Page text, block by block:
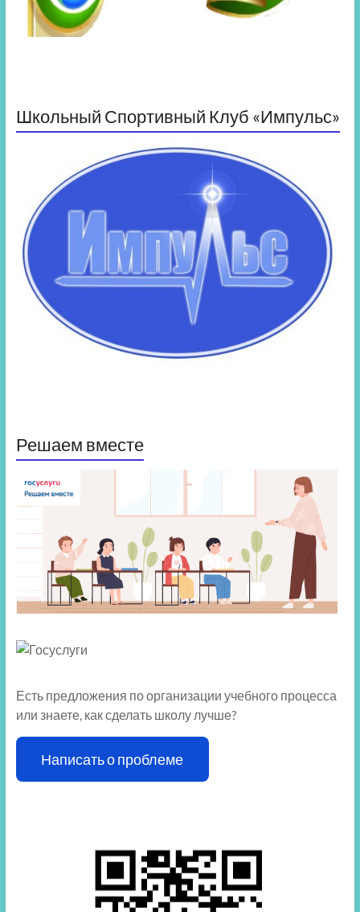
Школьный Спортивный Клуб «Импульс»
Решаем вместе
Есть предложения по организации учебного процесса
или знаете, как сделать школу лучше?
Написать о проблеме